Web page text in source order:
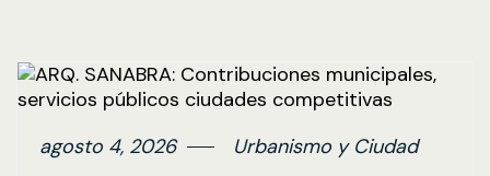
agosto 4, 2026 Urbanismo y Ciudad